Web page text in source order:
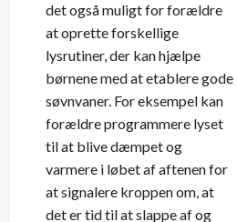
det også muligt for forældre
at oprette forskellige
lysrutiner, der kan hjælpe
børnene med at etablere gode
søvnvaner. For eksempel kan
forældre programmere lyset
til at blive dæmpet og
varmere i løbet af aftenen for
at signalere kroppen om, at
det er tid til at slappe af og